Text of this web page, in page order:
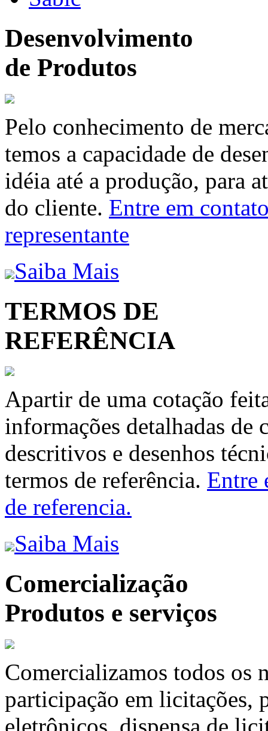
Desenvolvimento
de Produtos
Pelo conhecimento de
temos a capacidade de
idéia até a produção, para
do cliente. Entre em
representante
Saiba Mais
TERMOS DE
REFERÊNCIA
Apartir de uma cotação
informações detalhadas de
descritivos e desenhos
termos de referência. Entre
de referencia.
Saiba Mais
Comercialização
Produtos e serviços
Comercializamos todos os
participação em licitações,